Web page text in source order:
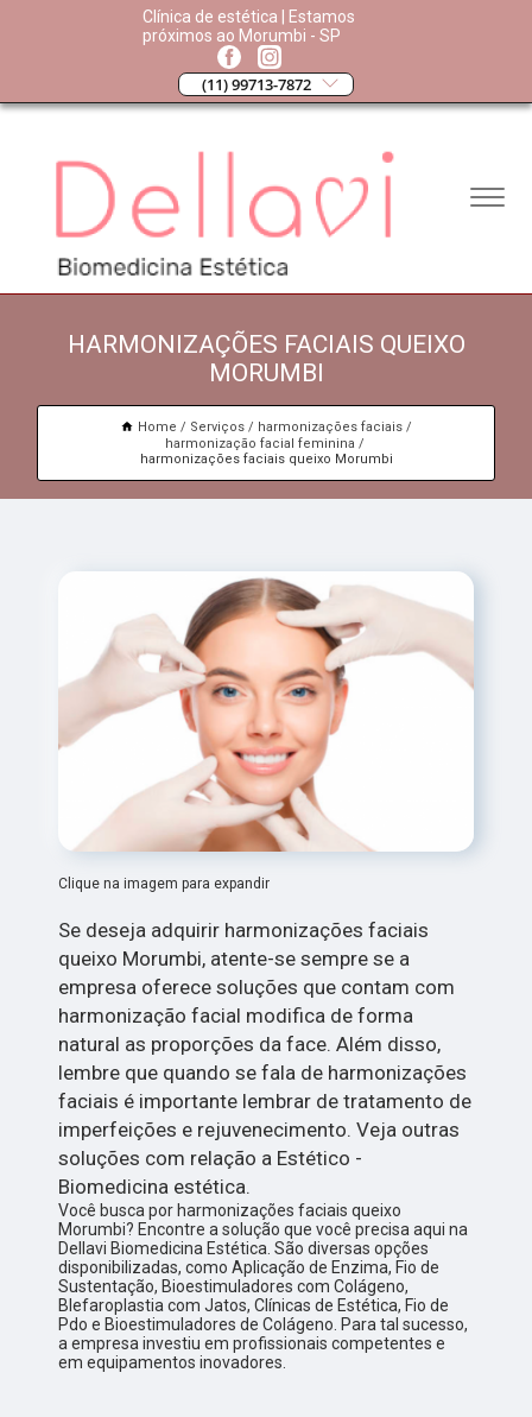
Clínica de estética | Estamos
próximos ao Morumbi - SP
(11) 99713-7872
HARMONIZAÇÕES FACIAIS QUEIXO
MORUMBI
Home Serviços
harmonizações faciais
harmonização facial feminina
harmonizações faciais queixo Morumbi
Clique na imagem para expandir
Se deseja adquirir harmonizações faciais
queixo Morumbi, atente-se sempre se a
empresa oferece soluções que contam com
harmonização facial modifica de forma
natural as proporções da face. Além disso,
lembre que quando se fala de harmonizações
faciais é importante lembrar de tratamento de
imperfeições e rejuvenecimento. Veja outras
soluções com relação a Estético -
Biomedicina estética.
Você busca por harmonizações faciais queixo
Morumbi? Encontre a solução que você precisa aqui na
Dellavi Biomedicina Estética. São diversas opções
disponibilizadas, como Aplicação de Enzima, Fio de
Sustentação, Bioestimuladores com Colágeno,
Blefaroplastia com Jatos, Clínicas de Estética, Fio de
Pdo e Bioestimuladores de Colágeno. Para tal sucesso,
a empresa investiu em profissionais competentes e
em equipamentos inovadores.